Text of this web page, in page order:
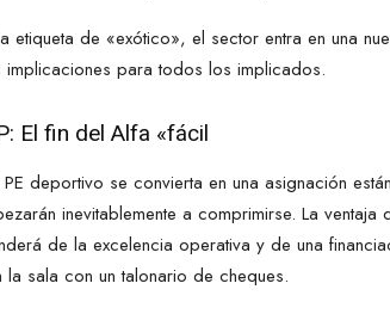
etiqueta de «exótico», el sector entra en una
implicaciones para todos los implicados.
El fin del Alfa «fácil
deportivo se convierta en una asignación
inevitablemente a comprimirse. La
de la excelencia operativa y de una
la sala con un talonario de cheques.